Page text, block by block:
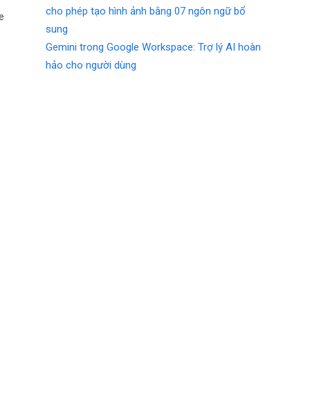
cho phép tạo hình ảnh bằng 07 ngôn ngữ bổ
sung
Gemini trong Google Workspace: Trợ lý AI hoàn
hảo cho người dùng